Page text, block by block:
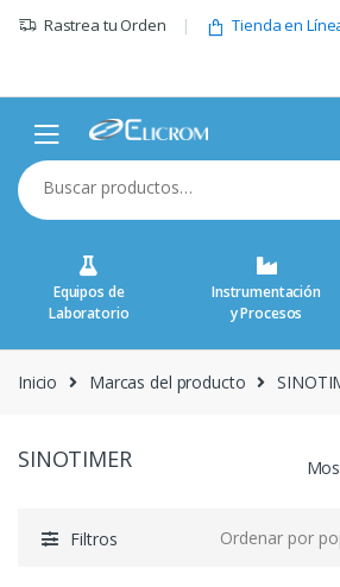
Rastrea tu Orden Tienda en
Buscar
por:
Equipos de
Laboratorio
Instrumentación
y Procesos
Inicio Marcas del producto
SINOTIMER
Filtros